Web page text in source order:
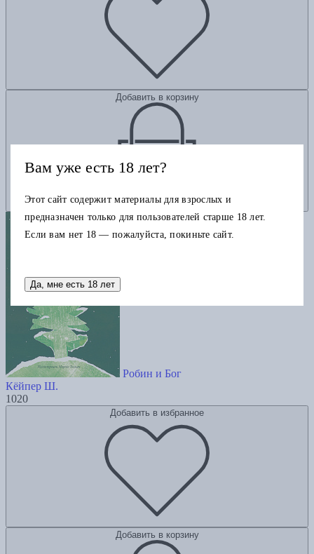
Добавить в корзину
Робин и Бог
Кёйпер Ш.
1020
Добавить в избранное
Добавить в корзину
Вам уже есть 18 лет?
Этот сайт содержит материалы для взрослых и
предназначен только для пользователей старше 18 лет.
Если вам нет 18 — пожалуйста, покиньте сайт.
Да, мне есть 18 лет